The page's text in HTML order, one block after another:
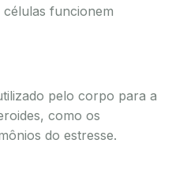
funcionem
pelo corpo para a
como os
do estresse.